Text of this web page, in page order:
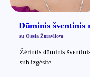
Dūminis šventinis
su Olesia Žuravliova
Žėrintis dūminis
sublizgėsite.